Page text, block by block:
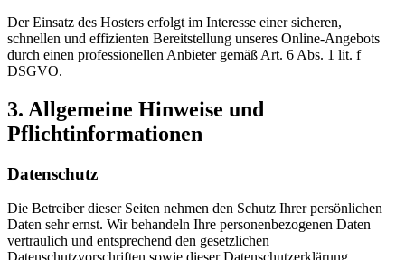
Der Einsatz des Hosters erfolgt im Interesse einer sicheren,
schnellen und effizienten Bereitstellung unseres Online-Angebots
durch einen professionellen Anbieter gemäß Art. 6 Abs. 1 lit. f
DSGVO.
3. Allgemeine Hinweise und
Pflichtinformationen
Datenschutz
Die Betreiber dieser Seiten nehmen den Schutz Ihrer persönlichen
Daten sehr ernst. Wir behandeln Ihre personenbezogenen Daten
vertraulich und entsprechend den gesetzlichen